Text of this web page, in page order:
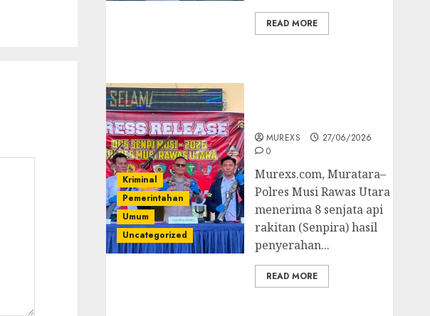
READ MORE
Kriminal
Pemerintahan
Umum
Uncategorized
MUREXS
27/06/2026
0
Murexs.com, Muratara–
Polres Musi Rawas Utara
menerima 8 senjata api
rakitan (Senpira) hasil
penyerahan...
READ MORE